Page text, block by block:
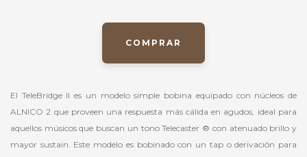
COMPRAR
El TeleBridge II es un modelo simple bobina equipado con núcleos de
ALNICO 2 que proveen una respuesta más cálida en agudos, ideal para
aquellos músicos que buscan un tono Telecaster ® con atenuado brillo y
mayor sustain. Este modelo es bobinado con un tap o derivación para